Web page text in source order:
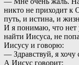
никто не приходит к
путь, и истина, и
И я понимаю, что нет
найти Иисуса, не
Иисусу и говорю:
— Здравствуй, я хочу
А Иисус говорит: